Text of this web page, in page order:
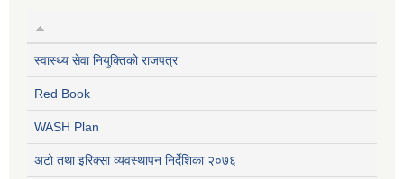
स्वास्थ्य सेवा नियुक्तिको राजपत्र
Red Book
WASH Plan
अटो तथा इरिक्सा व्यवस्थापन निर्देशिका २०७६